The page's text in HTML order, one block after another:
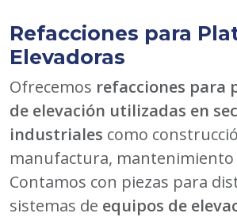
Refacciones para
Elevadoras
Ofrecemos refacciones para
de elevación utilizadas en
industriales como
manufactura, mantenimiento
Contamos con piezas para
sistemas de equipos de